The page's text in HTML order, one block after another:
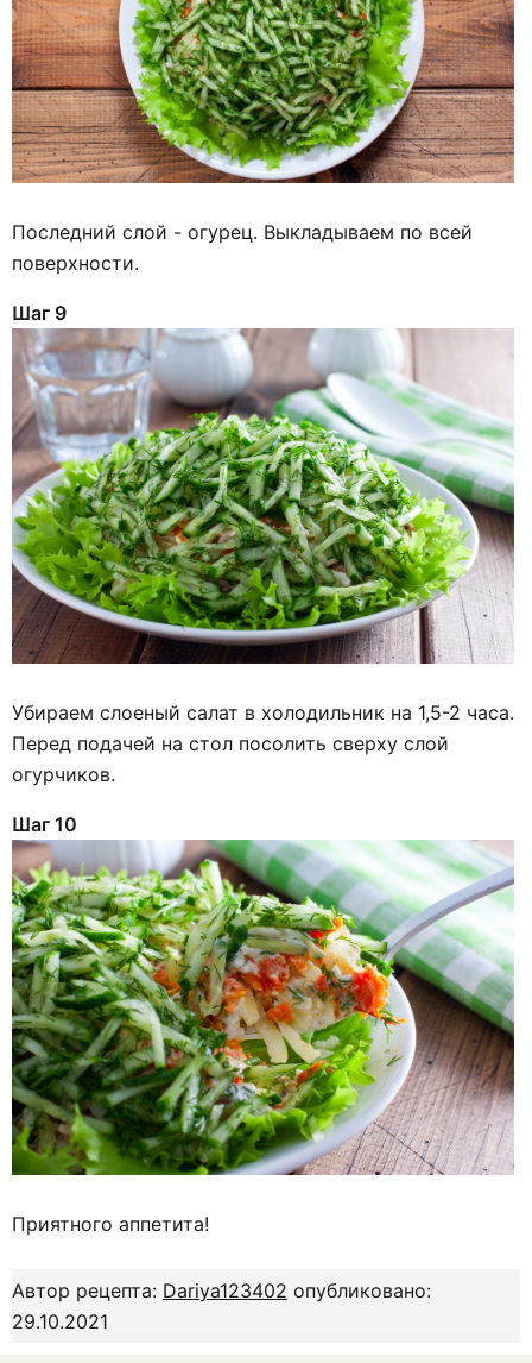
Последний слой - огурец. Выкладываем по всей
поверхности.
Шаг 9
Убираем слоеный салат в холодильник на 1,5-2 часа.
Перед подачей на стол посолить сверху слой
огурчиков.
Шаг 10
Приятного аппетита!
Автор рецепта: Dariya123402 опубликовано:
29.10.2021